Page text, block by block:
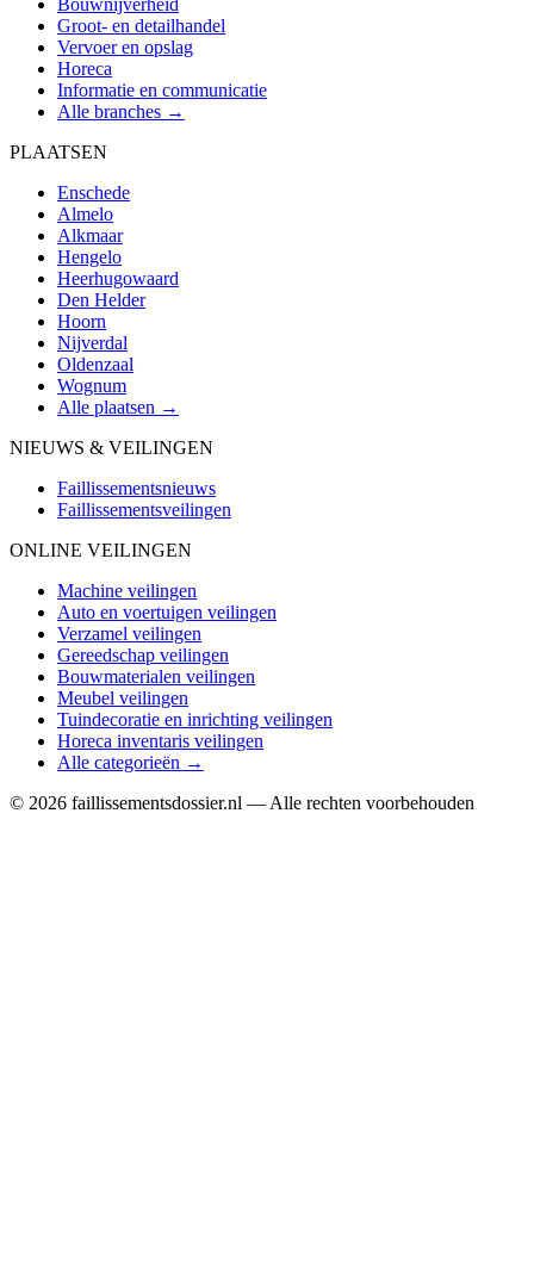
Groot- en detailhandel
Vervoer en opslag
Horeca
Informatie en communicatie
Alle branches →
PLAATSEN
Enschede
Almelo
Alkmaar
Hengelo
Heerhugowaard
Den Helder
Hoorn
Nijverdal
Oldenzaal
Wognum
Alle plaatsen →
NIEUWS & VEILINGEN
Faillissementsnieuws
Faillissementsveilingen
ONLINE VEILINGEN
Machine veilingen
Auto en voertuigen veilingen
Verzamel veilingen
Gereedschap veilingen
Bouwmaterialen veilingen
Meubel veilingen
Tuindecoratie en inrichting veilingen
Horeca inventaris veilingen
Alle categorieën →
© 2026 faillissementsdossier.nl — Alle rechten voorbehouden